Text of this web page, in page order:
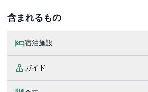
含まれるもの
宿泊施設
ガイド